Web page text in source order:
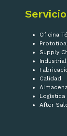
Oficina
Supply
Calidad
Logística
After